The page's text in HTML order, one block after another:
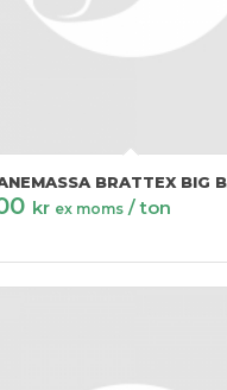
BRATTEX BIG
kr ex moms / ton